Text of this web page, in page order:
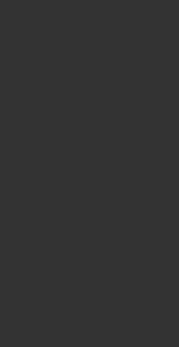
デニム
トップ